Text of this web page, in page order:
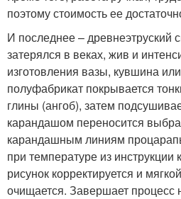
поэтому стоимость ее
И последнее – древнеэтруский
затерялся в веках, жив и
изготовления вазы, кувшина
полуфабрикат покрывается
глины (ангоб), затем
карандашом переносится
карандашным линиям
при температуре из инструкции
рисунок корректируется и
очищается. Завершает процесс